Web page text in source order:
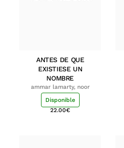
ANTES DE QUE
EXISTIESE UN
NOMBRE
ammar lamarty, noor
Disponible
22.00€